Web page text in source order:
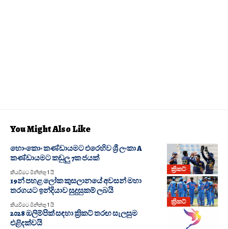
You Might Also Like
ක්‍රිකට්
හොංකොං කණ්ඩායමට එරෙහිව ශ්‍රී ලංකා A
කණ්ඩායමට කඩුලු 7ක ජයක්
කියවීමට මිනිත්තු 1 යි
ක්‍රිකට්
19න් පහළ ලෝක කුසලානයේ අවසන් මහා
තරගයට ඉන්දියාව සුදුසුකම් ලබයි
කියවීමට මිනිත්තු 1 යි
2028 ඔලිම්පික් සඳහා ක්‍රිකට් තරඟ සැලසුම
එළිදක්වයි